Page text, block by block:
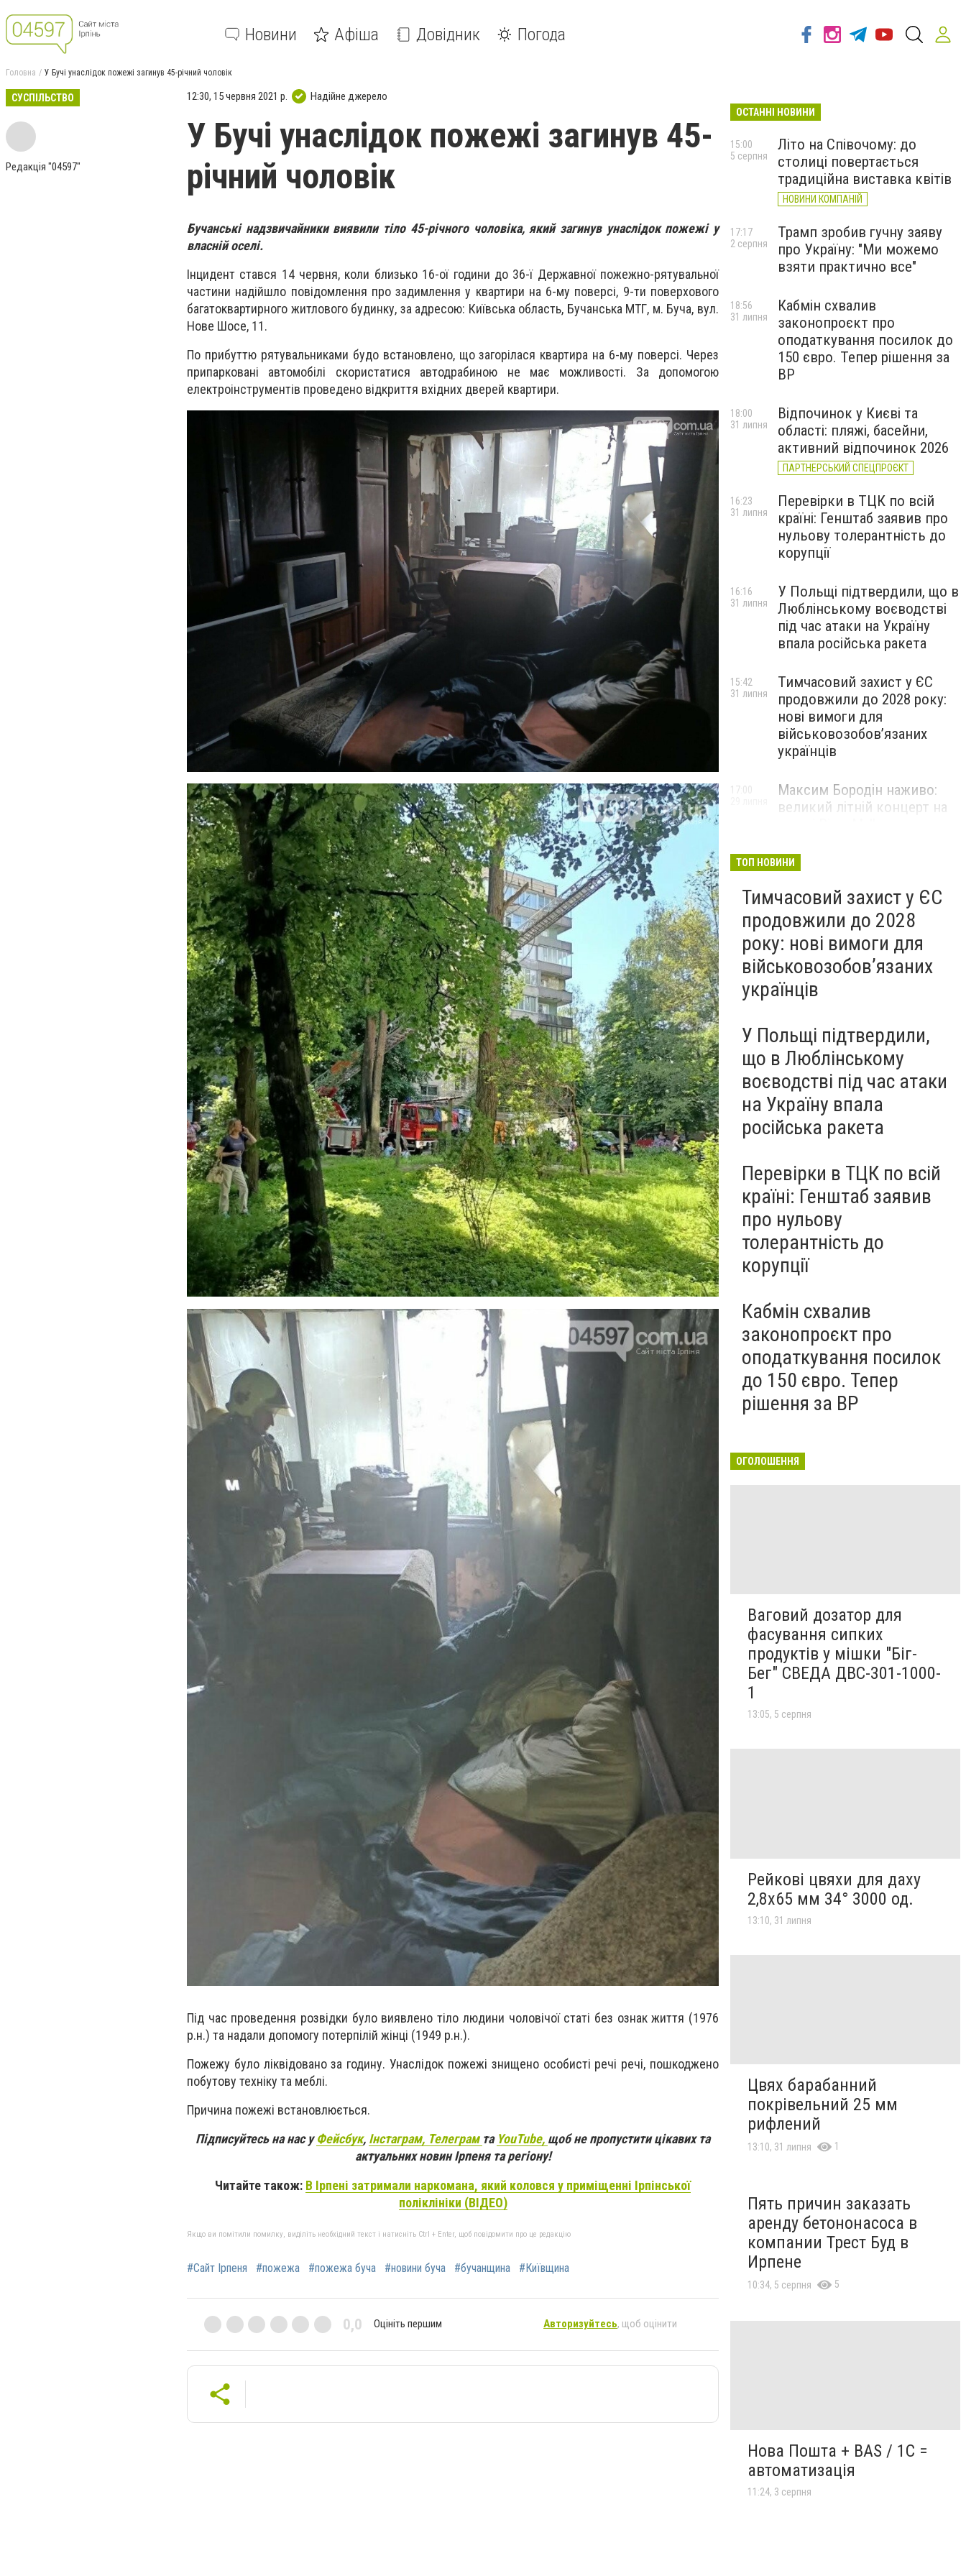
Новини Афіша Довідник Погода
Головна У Бучі унаслідок пожежі загинув 45-річний чоловік
СУСПІЛЬСТВО
Редакція "04597"
12:30, 15 червня 2021 р. Надійне джерело
У Бучі унаслідок пожежі загинув 45-
річний чоловік
Бучанські надзвичайники виявили тіло 45-річного чоловіка, який загинув унаслідок пожежі у
власній оселі.
Інцидент стався 14 червня, коли близько 16-ої години до 36-ї Державної пожежно-рятувальної
частини надійшло повідомлення про задимлення у квартири на 6-му поверсі, 9-ти поверхового
багатоквартирного житлового будинку, за адресою: Київська область, Бучанська МТГ, м. Буча, вул.
Нове Шосе, 11.
По прибуттю рятувальниками будо встановлено, що загорілася квартира на 6-му поверсі. Через
припарковані автомобілі скористатися автодрабиною не має можливості. За допомогою
електроінструментів проведено відкриття вхідних дверей квартири.
Під час проведення розвідки було виявлено тіло людини чоловічої статі без ознак життя (1976
р.н.) та надали допомогу потерпілій жінці (1949 р.н.).
Пожежу було ліквідовано за годину. Унаслідок пожежі знищено особисті речі речі, пошкоджено
побутову техніку та меблі.
Причина пожежі встановлюється.
Підписуйтесь на нас уФейсбук, Інстаграм, Телеграм та YouTube, щоб не пропустити цікавих та
актуальних новин Ірпеня та регіону!
Читайте також: В Ірпені затримали наркомана, який коловся у приміщенні Ірпінської
поліклініки (ВІДЕО)
Якщо ви помітили помилку, виділіть необхідний текст і натисніть Ctrl + Enter, щоб повідомити про це редакцію
#Сайт Ірпеня #пожежа #пожежа буча #новини буча #бучанщина #Київщина
0,0 Оцініть першим Авторизуйтесь, щоб оцінити
ОСТАННІ НОВИНИ
Літо на Співочому: до
столиці повертається
традиційна виставка квітів
НОВИНИ КОМПАНІЙ
15:00
5 серпня
Трамп зробив гучну заяву
про Україну: "Ми можемо
взяти практично все"
17:17
2 серпня
Кабмін схвалив
законопроєкт про
оподаткування посилок до
150 євро. Тепер рішення за
ВР
18:56
31 липня
Відпочинок у Києві та
області: пляжі, басейни,
активний відпочинок 2026
ПАРТНЕРСЬКИЙ СПЕЦПРОЄКТ
18:00
31 липня
Перевірки в ТЦК по всій
країні: Генштаб заявив про
нульову толерантність до
корупції
16:23
31 липня
У Польщі підтвердили, що в
Люблінському воєводстві
під час атаки на Україну
впала російська ракета
16:16
31 липня
Тимчасовий захист у ЄС
продовжили до 2028 року:
нові вимоги для
військовозобов’язаних
українців
15:42
31 липня
Максим Бородін наживо:
великий літній концерт на
17:00
ТОП НОВИНИ
Тимчасовий захист у ЄС
продовжили до 2028
року: нові вимоги для
військовозобов’язаних
українців
У Польщі підтвердили,
що в Люблінському
воєводстві під час атаки
на Україну впала
російська ракета
Перевірки в ТЦК по всій
країні: Генштаб заявив
про нульову
толерантність до
корупції
Кабмін схвалив
законопроєкт про
оподаткування посилок
до 150 євро. Тепер
рішення за ВР
ОГОЛОШЕННЯ
Ваговий дозатор для
фасування сипких
продуктів у мішки "Біг-
Бег" СВЕДА ДВС-301-1000-
1
13:05, 5 серпня
Рейкові цвяхи для даху
2,8х65 мм 34° 3000 од.
13:10, 31 липня
Цвях барабанний
покрівельний 25 мм
рифлений
13:10, 31 липня 1
Пять причин заказать
аренду бетононасоса в
компании Трест Буд в
Ирпене
10:34, 5 серпня 5
Нова Пошта + BAS / 1C =
автоматизація
11:24, 3 серпня